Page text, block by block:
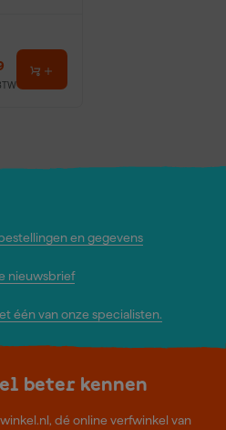
en gegevens
nieuwsbrief
één van onze specialisten.
beter kennen
dé online verfwinkel van